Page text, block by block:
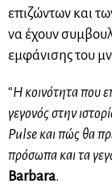
επιζώντων και
να έχουν
εμφάνισης του
“Η κοινότητα που
γεγονός στην
Pulse και πώς θα
πρόσωπα και τα
Barbara.